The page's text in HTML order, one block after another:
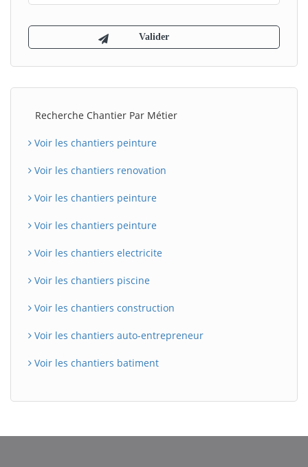
Recherche Chantier Par Métier
Voir les chantiers peinture
Voir les chantiers renovation
Voir les chantiers peinture
Voir les chantiers peinture
Voir les chantiers electricite
Voir les chantiers piscine
Voir les chantiers construction
Voir les chantiers auto-entrepreneur
Voir les chantiers batiment